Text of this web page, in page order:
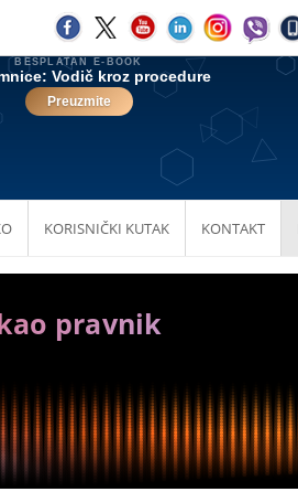
KORISNIČKI KUTAK KONTAKT
pravnik